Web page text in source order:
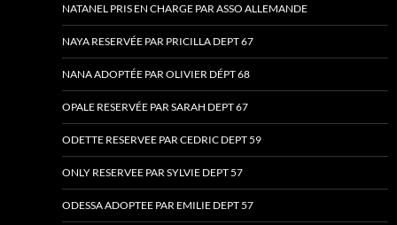
NATANEL PRIS EN CHARGE PAR ASSO ALLEMANDE
NAYA RESERVÉE PAR PRICILLA DEPT 67
NANA ADOPTÉE PAR OLIVIER DÉPT 68
OPALE RESERVÉE PAR SARAH DEPT 67
ODETTE RESERVEE PAR CEDRIC DEPT 59
ONLY RESERVEE PAR SYLVIE DEPT 57
ODESSA ADOPTEE PAR EMILIE DEPT 57